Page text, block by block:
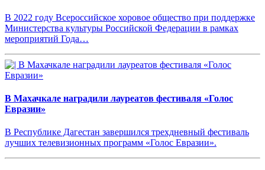
В 2022 году Всероссийское хоровое общество при поддержке
Министерства культуры Российской Федерации в рамках
мероприятий Года…
В Махачкале наградили лауреатов фестиваля «Голос
Евразии»
В Республике Дагестан завершился трехдневный фестиваль
лучших телевизионных программ «Голос Евразии».